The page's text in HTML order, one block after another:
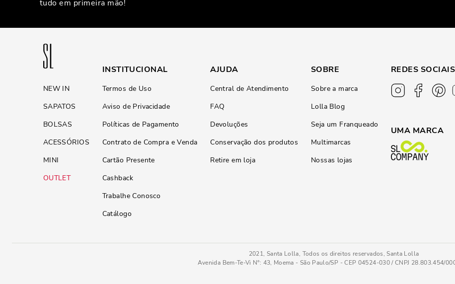
tudo em primeira mão!
NEW IN
SAPATOS
BOLSAS
ACESSÓRIOS
MINI
OUTLET
INSTITUCIONAL
Termos de Uso
Aviso de Privacidade
Políticas de Pagamento
Contrato de Compra e Venda
Cartão Presente
Cashback
Trabalhe Conosco
Catálogo
AJUDA
Central de Atendimento
FAQ
Devoluções
Conservação dos produtos
Retire em loja
SOBRE
Sobre a marca
Lolla Blog
Seja um Franqueado
Multimarcas
Nossas lojas
REDES SOCIAIS
UMA MARCA
2021, Santa Lolla, Todos os direitos reservados, Santa Lolla
Avenida Bem-Te-Vi N°: 43, Moema - São Paulo/SP - CEP 04524-030 / CNPJ 28.803.454/